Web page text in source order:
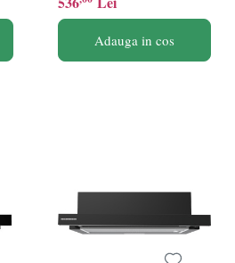
neagra
Adauga in cos